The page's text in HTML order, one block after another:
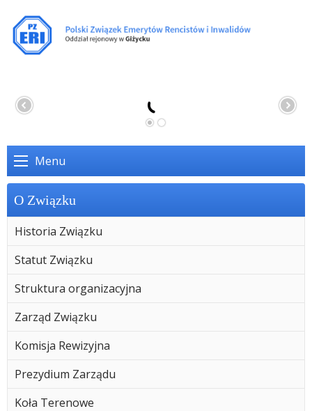
Menu
O Związku
Historia Związku
Statut Związku
Struktura organizacyjna
Zarząd Związku
Komisja Rewizyjna
Prezydium Zarządu
Koła Terenowe